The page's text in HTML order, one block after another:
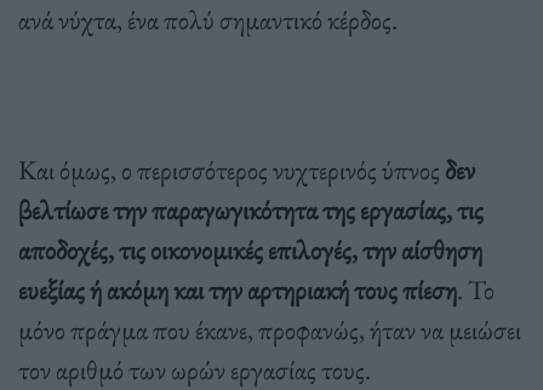
ανά νύχτα, ένα πολύ σημαντικό κέρδος.
Και όμως, ο περισσότερος νυχτερινός ύπνος δεν
βελτίωσε την παραγωγικότητα της εργασίας, τις
αποδοχές, τις οικονομικές επιλογές, την αίσθηση
ευεξίας ή ακόμη και την αρτηριακή τους πίεση. Το
μόνο πράγμα που έκανε, προφανώς, ήταν να μειώσει
τον αριθμό των ωρών εργασίας τους.